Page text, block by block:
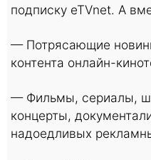
подписку eTVnet. А
— Потрясающие
контента онлайн-
— Фильмы, сериалы,
концерты,
надоедливых